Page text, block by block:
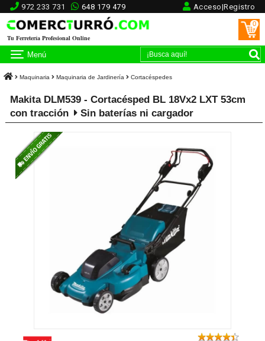
972 233 731 648 179 479 Acceso|Registro
Tu Ferretería Profesional Online
0
Menú
Maquinaria Maquinaria de Jardinería Cortacéspedes
Makita DLM539 - Cortacésped BL 18Vx2 LXT 53cm
con tracción
Sin baterías ni cargador